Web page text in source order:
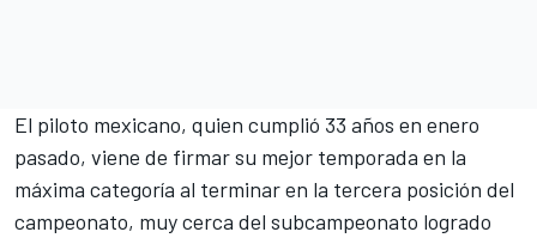
El piloto mexicano, quien cumplió 33 años en enero
pasado, viene de firmar su mejor temporada en la
máxima categoría al terminar en la tercera posición del
campeonato, muy cerca del subcampeonato logrado